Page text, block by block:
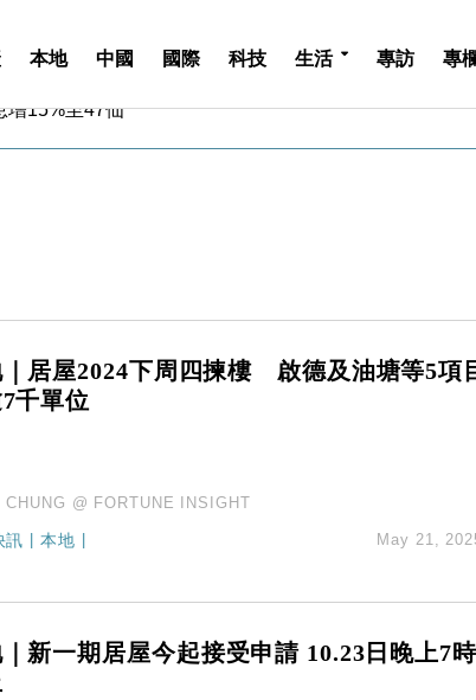
本地 中國 國際 科技 生活 專訪 專
15%至47仙
萬億日圓干預創新高
未上市公司
15%至47仙
好貿易及消費表現
43歲女子損失近6900萬元
2%
長跌勢
藥庫存緊張
未上市公司
居屋2024下周四揀樓 啟德及油塘等5項
千單位
CHUNG @ FORTUNE INSIGHT
訊 |本地 May 21,
新一期居屋今起接受申請 10.23日晚上7時